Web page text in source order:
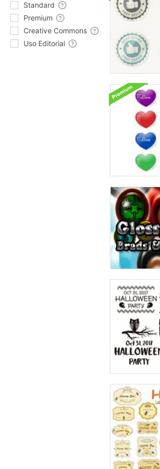
Standard
Premium
Creative Commons
Uso Editorial